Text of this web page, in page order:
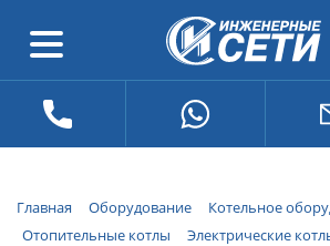
Главная Оборудование
Котельное
Отопительные котлы
Электрические